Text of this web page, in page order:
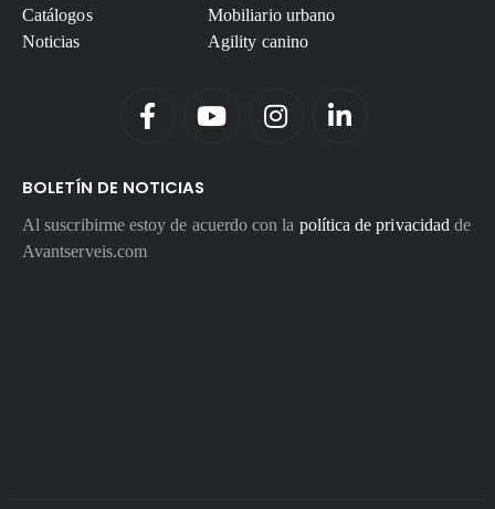
Catálogos
Noticias
Mobiliario urbano
Agility canino
BOLETÍN DE NOTICIAS
Al suscribirme estoy de acuerdo con la política de privacidad de
Avantserveis.com